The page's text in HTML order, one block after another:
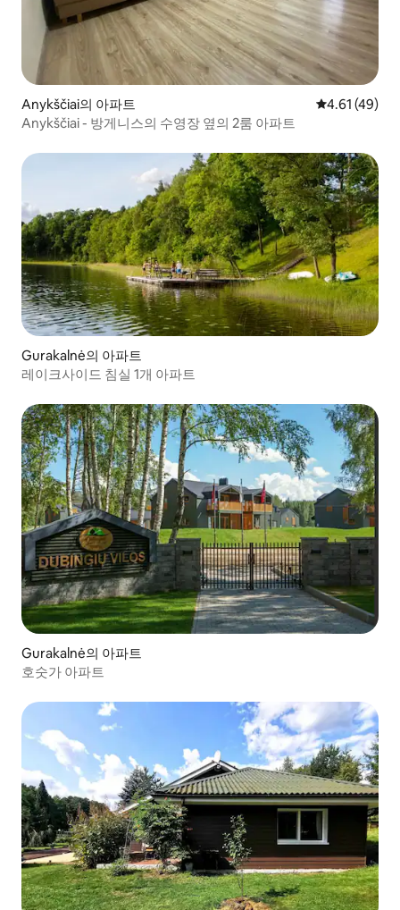
Anykščiai의 아파트 평점 4.61점
4.61 (49)
Anykščiai - 방게니스의 수영장 옆의 2룸 아파트
Gurakalnė의 아파트
레이크사이드 침실 1개 아파트
Gurakalnė의 아파트
호숫가 아파트